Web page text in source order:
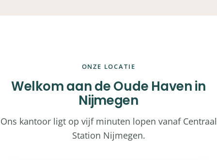
ONZE LOCATIE
Welkom aan de Oude Haven in
Nijmegen
Ons kantoor ligt op vijf minuten lopen vanaf Centraal
Station Nijmegen.